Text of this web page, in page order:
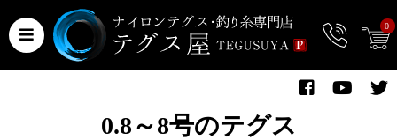
0
0.8～8号のテグス